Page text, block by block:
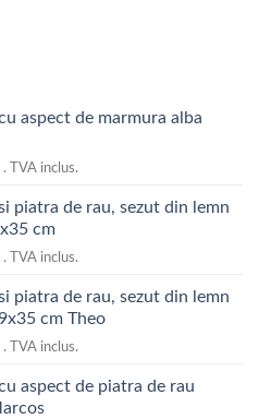
aspect de marmura alba
TVA inclus.
piatra de rau, sezut din lemn
cm
TVA inclus.
piatra de rau, sezut din lemn
cm Theo
TVA inclus.
aspect de piatra de rau